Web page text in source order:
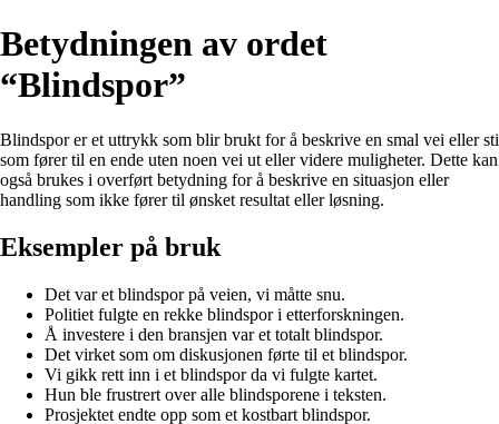
Betydningen av ordet
“Blindspor”
Blindspor er et uttrykk som blir brukt for å beskrive en smal vei eller sti
som fører til en ende uten noen vei ut eller videre muligheter. Dette kan
også brukes i overført betydning for å beskrive en situasjon eller
handling som ikke fører til ønsket resultat eller løsning.
Eksempler på bruk
Det var et blindspor på veien, vi måtte snu.
Politiet fulgte en rekke blindspor i etterforskningen.
Å investere i den bransjen var et totalt blindspor.
Det virket som om diskusjonen førte til et blindspor.
Vi gikk rett inn i et blindspor da vi fulgte kartet.
Hun ble frustrert over alle blindsporene i teksten.
Prosjektet endte opp som et kostbart blindspor.